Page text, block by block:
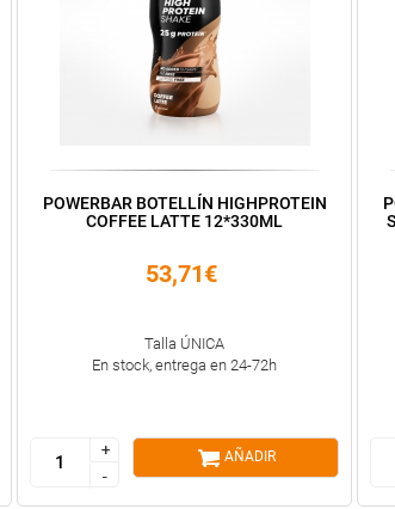
POWERBAR BOTELLÍN HIGHPROTEIN
COFFEE LATTE 12*330ML
53,71€
Talla ÚNICA
En stock, entrega en 24-72h
+
-
+
-
AÑADIR